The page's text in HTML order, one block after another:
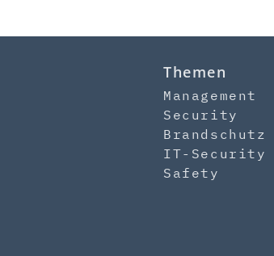
Themen
Management
Security
Brandschutz
IT-Security
Safety